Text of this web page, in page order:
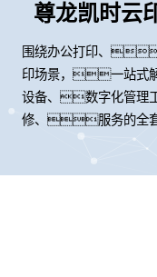
尊龙凯时云
围绕办公打印、
印场景，一站式
设备、数字化管
修、服务的全